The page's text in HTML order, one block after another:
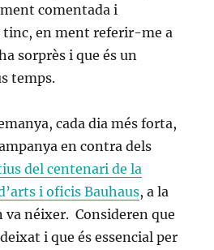
comentada i
tinc, en ment referir-me a
sorprès i que és un
temps.
cada dia més forta,
en contra dels
del centenari de la
i oficis Bauhaus, a la
va néixer. Consideren que
i que és essencial per